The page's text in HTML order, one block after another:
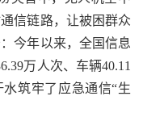
信链路，让被困群众
今年以来，全国信息
万人次、车辆40.11
筑牢了应急通信“生